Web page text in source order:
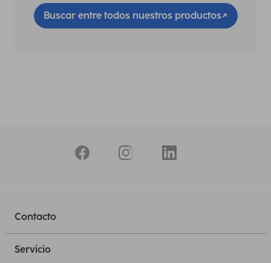
Buscar entre todos nuestros productos
Contacto
Servicio